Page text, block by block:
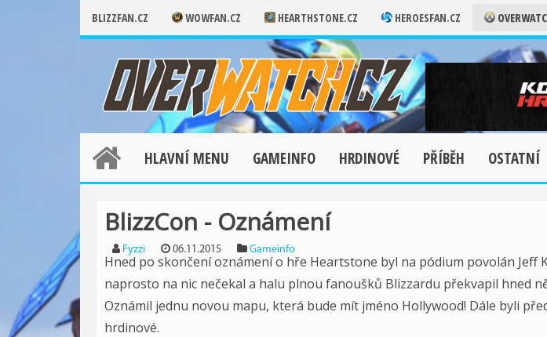
BLIZZFAN.CZ WOWFAN.CZ HEARTHSTONE.CZ HEROESFAN.CZ
HLAVNÍ MENU GAMEINFO HRDINOVÉ PŘÍBĚH OSTATNÍ
BlizzCon - Oznámení
Fyzzi 06.11.2015 Gameinfo
Hned po skončení oznámení o hře Heartstone byl na pódium povolán Jeff
naprosto na nic nečekal a halu plnou fanoušků Blizzardu překvapil hned
Oznámil jednu novou mapu, která bude mít jméno Hollywood! Dále byli
hrdinové.